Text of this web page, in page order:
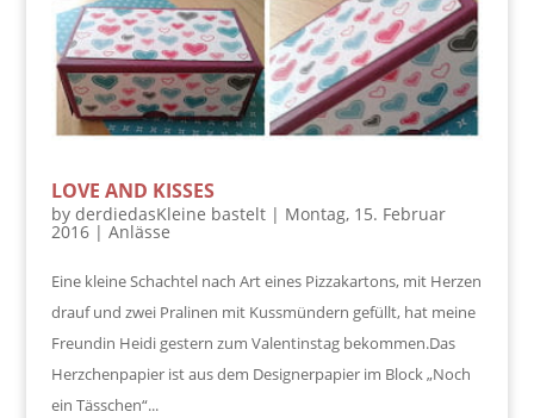
LOVE AND KISSES
by derdiedasKleine bastelt| Montag, 15. Februar
2016| Anlässe
Eine kleine Schachtel nach Art eines Pizzakartons, mit Herzen
drauf und zwei Pralinen mit Kussmündern gefüllt, hat meine
Freundin Heidi gestern zum Valentinstag bekommen.Das
Herzchenpapier ist aus dem Designerpapier im Block „Noch
ein Tässchen“...